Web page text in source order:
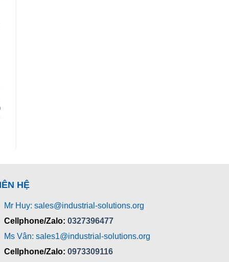
HỆ
Mr Huy: sales@industrial-solutions.org
Cellphone/Zalo: 0327396477
Ms Vân: sales1@industrial-solutions.org
Cellphone/Zalo: 0973309116